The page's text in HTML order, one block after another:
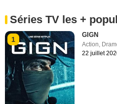
Séries TV les +
1
GIGN
Action,
22 juillet